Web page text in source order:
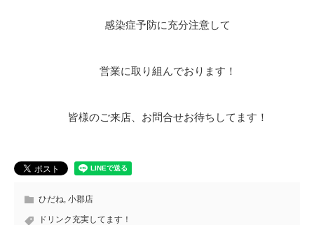
感染症予防に充分注意して
営業に取り組んでおります！
皆様のご来店、お問合せお待ちしてます！
ひだね, 小郡店
ドリンク充実してます！